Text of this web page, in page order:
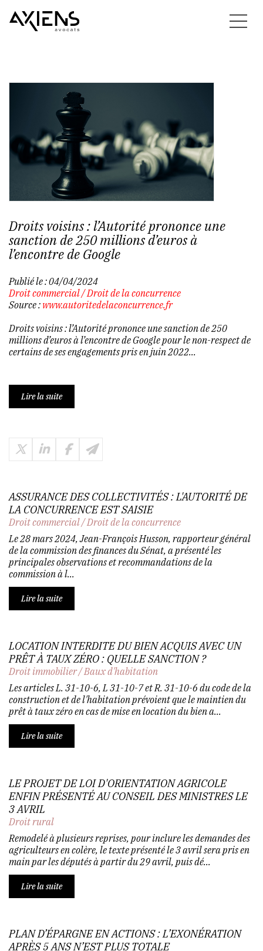
Droits voisins : l’Autorité prononce une
sanction de 250 millions d’euros à
l’encontre de Google
Publié le :04/04/2024
Droit commercial/Droit de la concurrence
Source : www.autoritedelaconcurrence.fr
Droits voisins : l’Autorité prononce une sanction de 250
millions d’euros à l’encontre de Google pour le non-respect de
certains de ses engagements pris en juin 2022...
Lire la suite
ASSURANCE DES COLLECTIVITÉS : L'AUTORITÉ DE
LA CONCURRENCE EST SAISIE
Droit commercial/Droit de la concurrence
Le 28 mars 2024, Jean-François Husson, rapporteur général
de la commission des finances du Sénat, a présenté les
principales observations et recommandations de la
commission à l...
Lire la suite
LOCATION INTERDITE DU BIEN ACQUIS AVEC UN
PRÊT À TAUX ZÉRO : QUELLE SANCTION ?
Droit immobilier/Baux d'habitation
Les articles L. 31-10-6, L 31-10-7 et R. 31-10-6 du code de la
construction et de l'habitation prévoient que le maintien du
prêt à taux zéro en cas de mise en location du bien a...
Lire la suite
LE PROJET DE LOI D'ORIENTATION AGRICOLE
ENFIN PRÉSENTÉ AU CONSEIL DES MINISTRES LE
3 AVRIL
Droit rural
Remodelé à plusieurs reprises, pour inclure les demandes des
agriculteurs en colère, le texte présenté le 3 avril sera pris en
main par les députés à partir du 29 avril, puis dé...
Lire la suite
PLAN D’ÉPARGNE EN ACTIONS : L’EXONÉRATION
APRÈS 5 ANS N’EST PLUS TOTALE